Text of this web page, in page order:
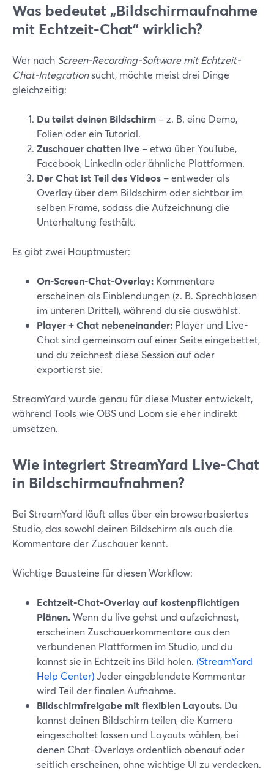
Was bedeutet „Bildschirmaufnahme
mit Echtzeit-Chat“ wirklich?
Wer nach Screen-Recording-Software mit Echtzeit-
Chat-Integrationsucht, möchte meist drei Dinge
gleichzeitig:
Du teilst deinen Bildschirm – z. B. eine Demo,
Folien oder ein Tutorial.
Zuschauer chatten live – etwa über YouTube,
Facebook, LinkedIn oder ähnliche Plattformen.
Der Chat ist Teil des Videos – entweder als
Overlay über dem Bildschirm oder sichtbar im
selben Frame, sodass die Aufzeichnung die
Unterhaltung festhält.
Es gibt zwei Hauptmuster:
On-Screen-Chat-Overlay: Kommentare
erscheinen als Einblendungen (z. B. Sprechblasen
im unteren Drittel), während du sie auswählst.
Player + Chat nebeneinander: Player und Live-
Chat sind gemeinsam auf einer Seite eingebettet,
und du zeichnest diese Session auf oder
exportierst sie.
StreamYard wurde genau für diese Muster entwickelt,
während Tools wie OBS und Loom sie eher indirekt
umsetzen.
Wie integriert StreamYard Live-Chat
in Bildschirmaufnahmen?
Bei StreamYard läuft alles über ein browserbasiertes
Studio, das sowohl deinen Bildschirm als auch die
Kommentare der Zuschauer kennt.
Wichtige Bausteine für diesen Workflow:
Echtzeit-Chat-Overlay auf kostenpflichtigen
Plänen.Wenn du live gehst und aufzeichnest,
erscheinen Zuschauerkommentare aus den
verbundenen Plattformen im Studio, und du
kannst sie in Echtzeit ins Bild holen. (StreamYard
Help Center)Jeder eingeblendete Kommentar
wird Teil der finalen Aufnahme.
Bildschirmfreigabe mit flexiblen Layouts. Du
kannst deinen Bildschirm teilen, die Kamera
eingeschaltet lassen und Layouts wählen, bei
denen Chat-Overlays ordentlich obenauf oder
seitlich erscheinen, ohne wichtige UI zu verdecken.